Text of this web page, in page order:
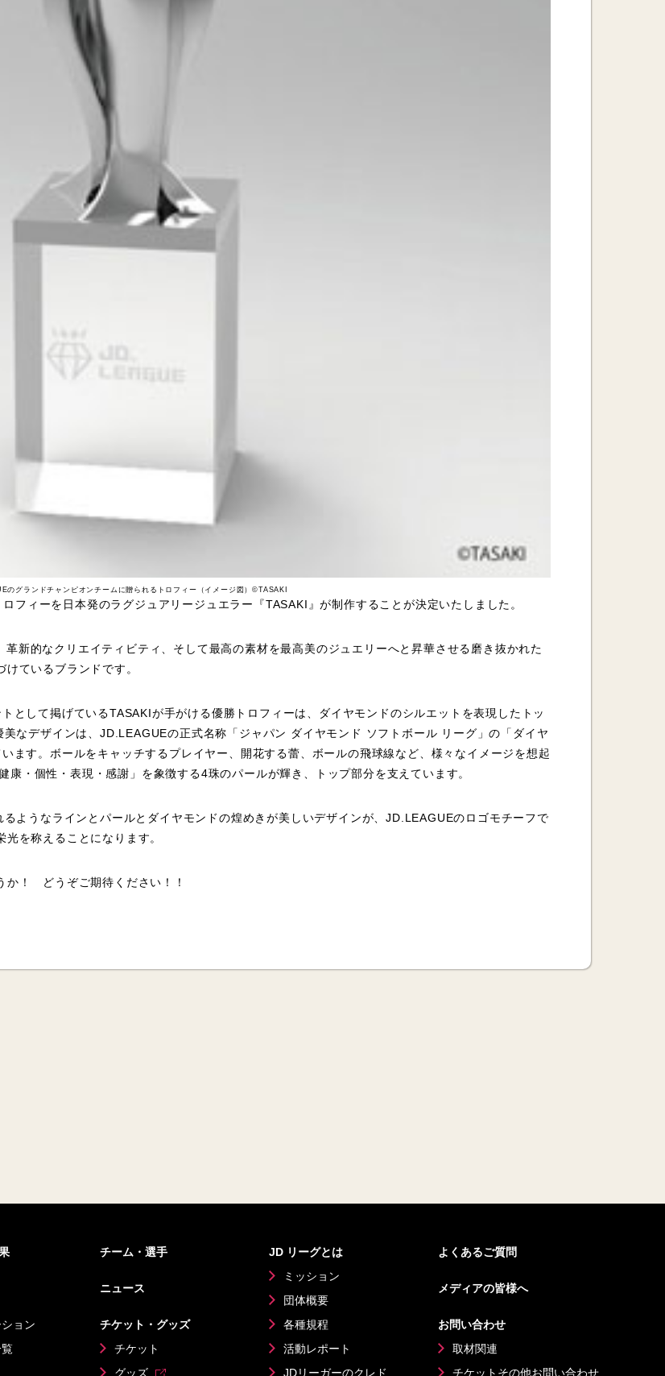
のグランドチャンピオンチームに贈られるトロフィー（イメージ図）©TASAKI
フィーを日本発のラグジュアリージュエラー『TASAKI』が制作することが決定いたしました。
新的なクリエイティビティ、そして最高の素材を最高美のジュエリーへと昇華させる磨き抜かれた
ているブランドです。
として掲げているTASAKIが手がける優勝トロフィーは、ダイヤモンドのシルエットを表現したトッ
なデザインは、JD.LEAGUEの正式名称「ジャパン ダイヤモンド ソフトボール リーグ」の「ダイヤ
ます。ボールをキャッチするプレイヤー、開花する蕾、ボールの飛球線など、様々なイメージを想起
・個性・表現・感謝」を象徴する4珠のパールが輝き、トップ部分を支えています。
ようなラインとパールとダイヤモンドの煌めきが美しいデザインが、JD.LEAGUEのロゴモチーフで
を称えることになります。
か！ どうぞご期待ください！！
ョン
チーム・選手
ニュース
チケット・グッズ
チケット
グッズ
JD リーグとは
ミッション
団体概要
各種規程
活動レポート
JDリーガーのクレド
よくあるご質問
メディアの皆様へ
お問い合わせ
取材関連
チケットその他お問い合わせ